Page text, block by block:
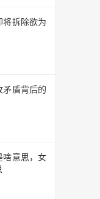
将拆除欲为
矛盾背后的
啥意思，女